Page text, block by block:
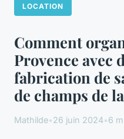
LOCATION
Comment
Provence avec
fabrication de
de champs de
Mathilde•26 juin 2024•6